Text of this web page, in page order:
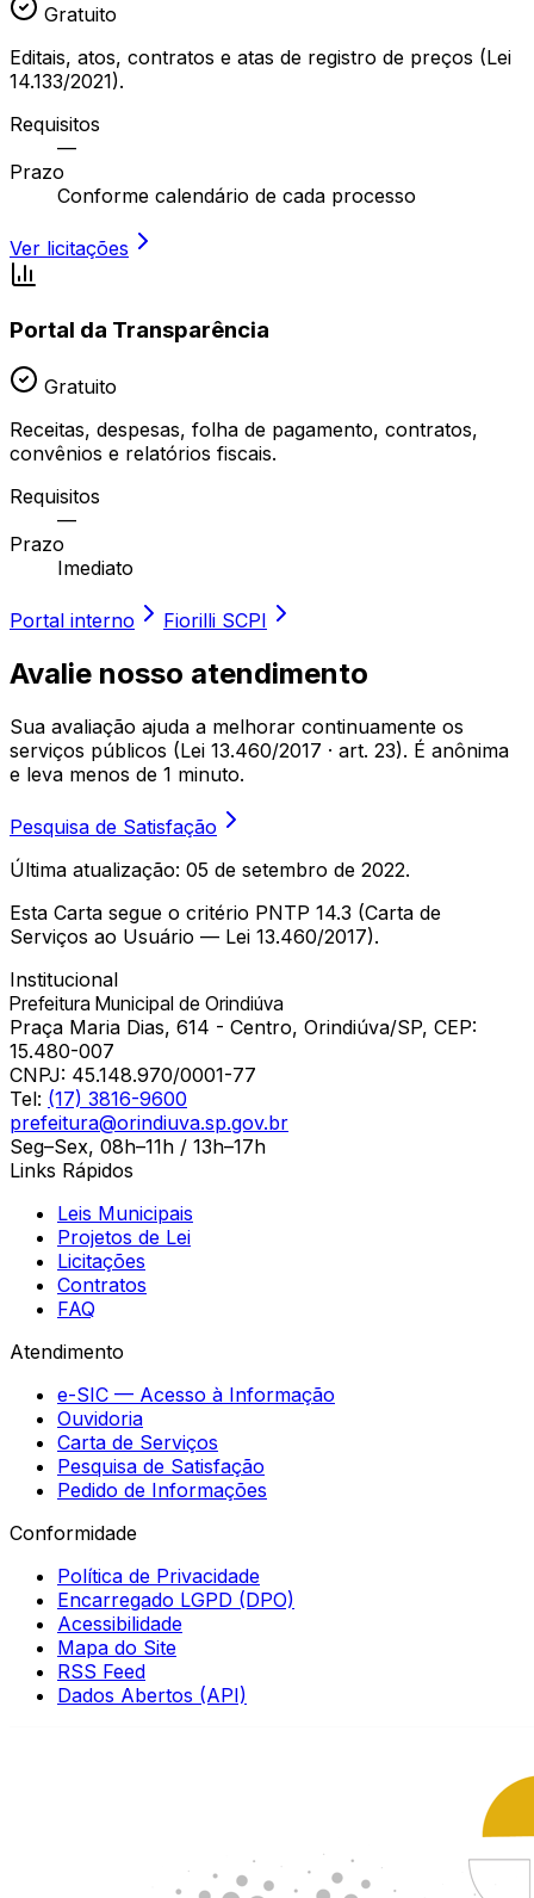
Gratuito
Editais, atos, contratos e atas de registro de preços (Lei
14.133/2021).
Requisitos
—
Prazo
Conforme calendário de cada processo
Ver licitações
Portal da Transparência
Gratuito
Receitas, despesas, folha de pagamento, contratos,
convênios e relatórios fiscais.
Requisitos
—
Prazo
Imediato
Portal interno Fiorilli SCPI
Avalie nosso atendimento
Sua avaliação ajuda a melhorar continuamente os
serviços públicos (Lei 13.460/2017 · art. 23). É anônima
e leva menos de 1 minuto.
Pesquisa de Satisfação
Última atualização: 05 de setembro de 2022.
Esta Carta segue o critério PNTP 14.3 (Carta de
Serviços ao Usuário — Lei 13.460/2017).
Institucional
Prefeitura Municipal de Orindiúva
Praça Maria Dias, 614 - Centro, Orindiúva/SP, CEP:
15.480-007
CNPJ: 45.148.970/0001-77
Tel: (17) 3816-9600
prefeitura@orindiuva.sp.gov.br
Seg–Sex, 08h–11h / 13h–17h
Links Rápidos
Leis Municipais
Projetos de Lei
Licitações
Contratos
FAQ
Atendimento
e-SIC — Acesso à Informação
Ouvidoria
Carta de Serviços
Pesquisa de Satisfação
Pedido de Informações
Conformidade
Política de Privacidade
Encarregado LGPD (DPO)
Acessibilidade
Mapa do Site
RSS Feed
Dados Abertos (API)